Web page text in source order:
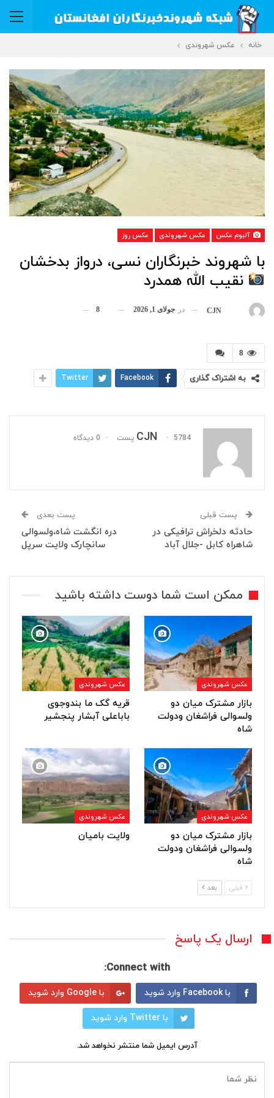
خانه عکس شهروندی
آلبوم عکس عکس شهروندی عکس روز
با شهروند خبرنگاران نسی، درواز بدخشان
نقیب الله همدرد
CJN در جولای 1, 2026 8
8
به اشتراک گذاری Facebook
Twitter
CJN 5784 پست 0 دیدگاه
پست قبلی
حادثه دلخراش ترافیکی در
شاهراه کابل -جلال آباد
پست بعدی
دره انگشت شاه،ولسوالی
سانچارک ولایت سرپل
ممکن است شما دوست داشته باشید
عکس شهروندی
بازار مشترک میان دو
ولسوالی فراشغان ودولت
شاه
عکس شهروندی
قریه گک ما بندوجوی
باباعلی آبشار پنجشیر
عکس شهروندی
بازار مشترک میان دو
ولسوالی فراشغان ودولت
شاه
عکس شهروندی
ولایت بامیان
قبلی بعد
ارسال یک پاسخ
Connect with:
با Facebook وارد شوید با Google وارد شوید
با Twitter وارد شوید
آدرس ایمیل شما منتشر نخواهد شد.